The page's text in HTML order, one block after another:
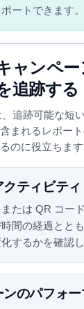
ートできます。
ャンペー
追跡する
追跡可能な短
まれるレポー
のに役立ちます
ティビティ
たは QR コー
間の経過とと
するかを確認し
のパフォ